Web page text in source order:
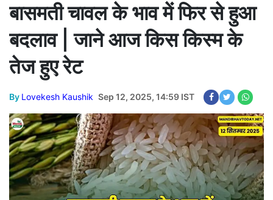
बासमती चावल के भाव में फिर से हुआ
बदलाव | जाने आज किस किस्म के
तेज हुए रेट
By Lovekesh Kaushik Sep 12, 2025, 14:59 IST